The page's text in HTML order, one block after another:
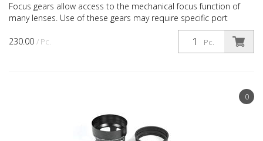
230.00 / Pc. Pc.
Focus gears allow access to the mechanical focus function of
many lenses. Use of these gears may require specific port
extensions and may not be available for all housing...
0